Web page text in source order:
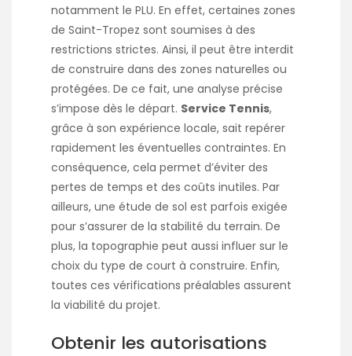
notamment le PLU. En effet, certaines zones
de Saint-Tropez sont soumises à des
restrictions strictes. Ainsi, il peut être interdit
de construire dans des zones naturelles ou
protégées. De ce fait, une analyse précise
s’impose dès le départ. Service Tennis,
grâce à son expérience locale, sait repérer
rapidement les éventuelles contraintes. En
conséquence, cela permet d’éviter des
pertes de temps et des coûts inutiles. Par
ailleurs, une étude de sol est parfois exigée
pour s’assurer de la stabilité du terrain. De
plus, la topographie peut aussi influer sur le
choix du type de court à construire. Enfin,
toutes ces vérifications préalables assurent
la viabilité du projet.
Obtenir les autorisations